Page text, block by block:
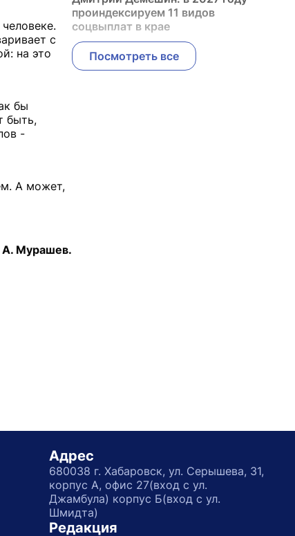
с
на это
бы
быть,
-
А может,
А. Мурашев.
проиндексируем 11 видов
соцвыплат в крае
Посмотреть все
Адрес
680038 г. Хабаровск, ул. Серышева, 31,
корпус А, офис 27(вход с ул.
Джамбула) корпус Б(вход с ул.
Шмидта)
Редакция